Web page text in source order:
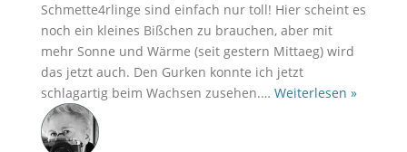
Schmette4rlinge sind einfach nur toll! Hier scheint es
noch ein kleines Bißchen zu brauchen, aber mit
mehr Sonne und Wärme (seit gestern Mittaeg) wird
das jetzt auch. Den Gurken konnte ich jetzt
schlagartig beim Wachsen zusehen.… Weiterlesen »